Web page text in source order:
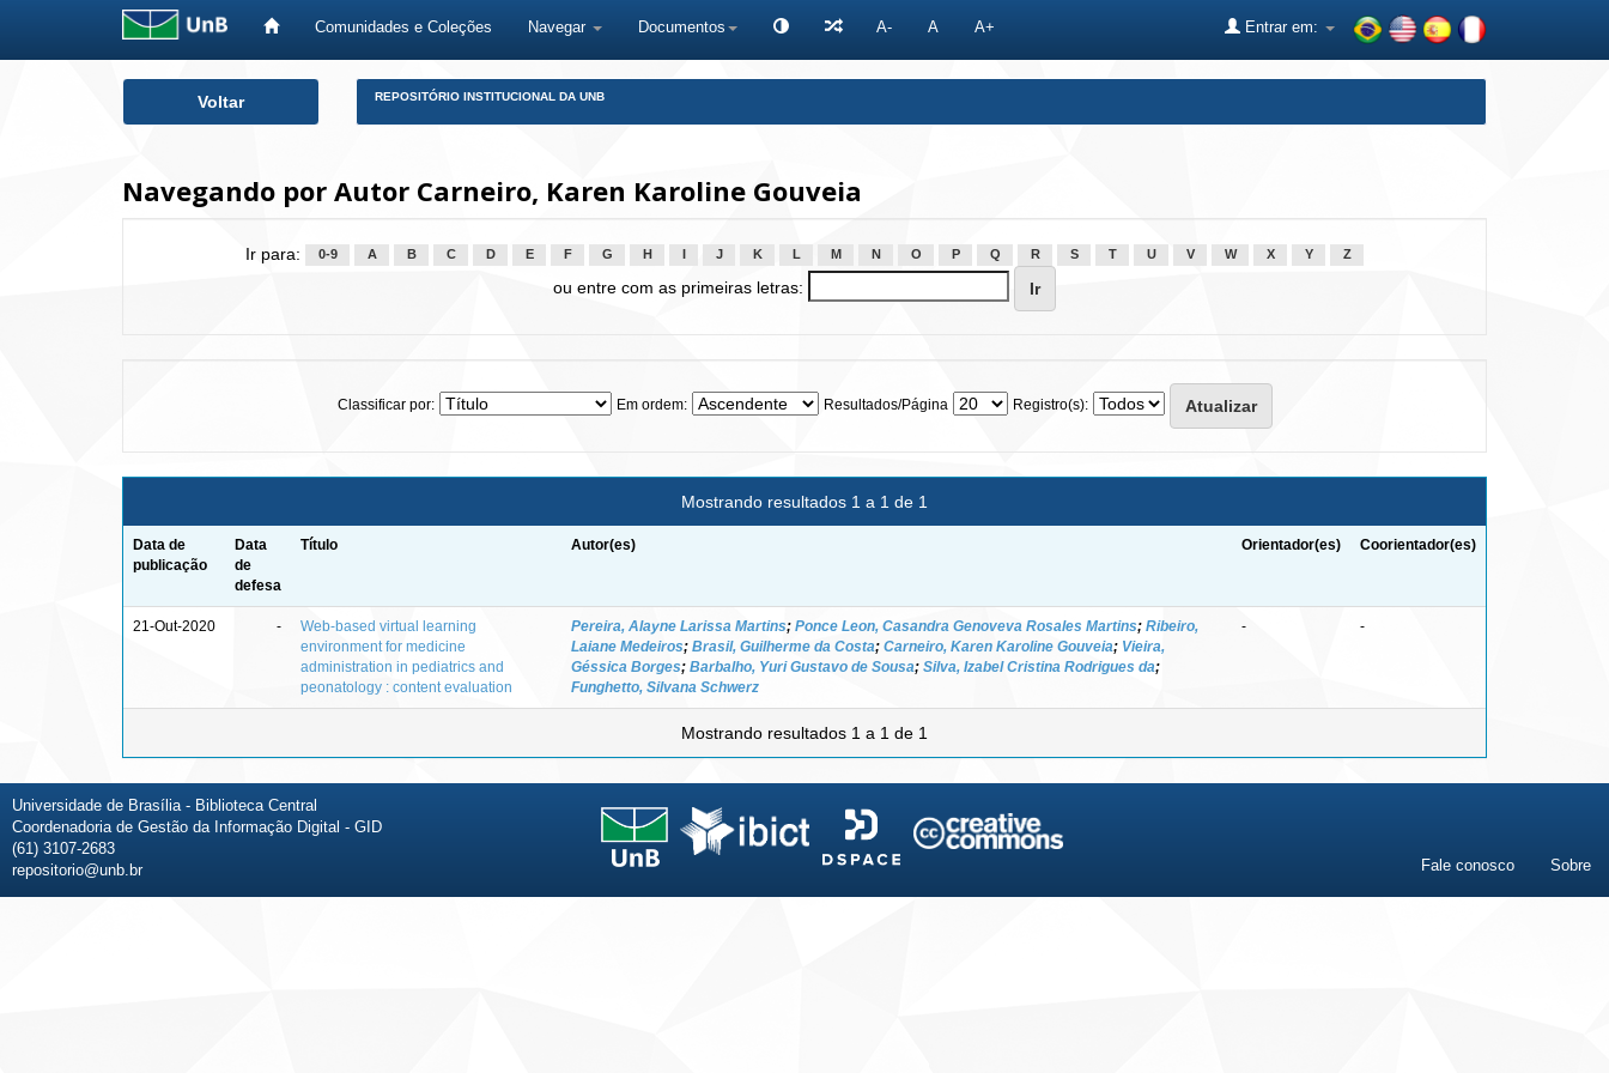
Comunidades e Coleções Navegar Documentos A- A A+ Entrar em:
Voltar REPOSITÓRIO INSTITUCIONAL DA UNB
Navegando por Autor Carneiro, Karen Karoline Gouveia
Ir para: 0-9 A B C D E F G H J K L M N O P Q R S T U V W X Y Z
ou entre com as primeiras letras:
Classificar por: Em ordem: Resultados/Página Registro(s):
Mostrando resultados 1 a 1 de 1
Data de
publicação
Data
de
defesa
Título Autor(es) Orientador(es) Coorientador(es)
21-Out-2020 -
Web-based virtual learning
environment for medicine
administration in pediatrics and
peonatology : content evaluation
Pereira, Alayne Larissa Martins; Ponce Leon, Casandra Genoveva Rosales Martins; Ribeiro,
Laiane Medeiros; Brasil, Guilherme da Costa; Carneiro, Karen Karoline Gouveia; Vieira,
Géssica Borges; Barbalho, Yuri Gustavo de Sousa; Silva, Izabel Cristina Rodrigues da;
Funghetto, Silvana Schwerz
- -
Mostrando resultados 1 a 1 de 1
Universidade de Brasília - Biblioteca Central
Coordenadoria de Gestão da Informação Digital - GID
(61) 3107-2683
repositorio@unb.br
Fale conosco Sobre